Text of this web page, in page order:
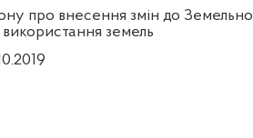
про внесення змін до
земель